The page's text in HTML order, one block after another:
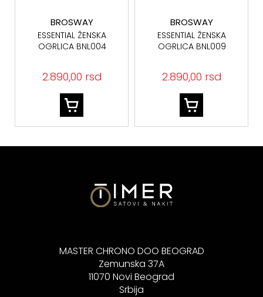
BROSWAY
ESSENTIAL ŽENSKA
OGRLICA BNL004
2.890,00 rsd
BROSWAY
ESSENTIAL ŽENSKA
OGRLICA BNL009
2.890,00 rsd
MASTER CHRONO DOO BEOGRAD
Zemunska 37A
11070 Novi Beograd
Srbija